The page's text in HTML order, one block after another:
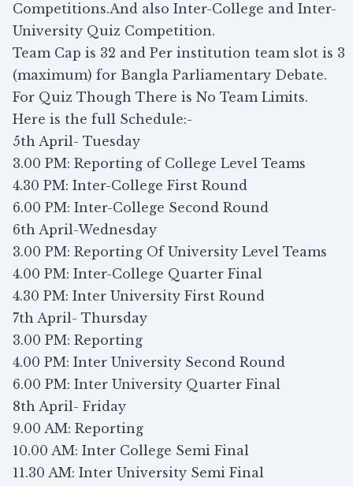
Competitions.And also Inter-College and Inter-
University Quiz Competition.
Team Cap is 32 and Per institution team slot is 3
(maximum) for Bangla Parliamentary Debate.
For Quiz Though There is No Team Limits.
Here is the full Schedule:-
5th April- Tuesday
3.00 PM: Reporting of College Level Teams
4.30 PM: Inter-College First Round
6.00 PM: Inter-College Second Round
6th April-Wednesday
3.00 PM: Reporting Of University Level Teams
4.00 PM: Inter-College Quarter Final
4.30 PM: Inter University First Round
7th April- Thursday
3.00 PM: Reporting
4.00 PM: Inter University Second Round
6.00 PM: Inter University Quarter Final
8th April- Friday
9.00 AM: Reporting
10.00 AM: Inter College Semi Final
11.30 AM: Inter University Semi Final